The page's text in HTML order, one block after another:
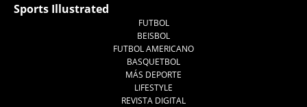
Sports Illustrated
FUTBOL
BEISBOL
FUTBOL AMERICANO
BASQUETBOL
MÁS DEPORTE
LIFESTYLE
REVISTA DIGITAL